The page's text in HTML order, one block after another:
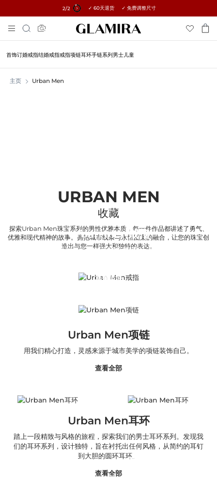
2/2 所有订单15%优惠 →
✓ 60天退货 ✓ 免费调整尺寸
到
内
搜
首饰订婚戒指结婚戒指戒指项链耳环手链系列男士儿童
主页 Urban Men
URBAN MEN
收藏
探索Urban Men珠宝系列的男性优雅本质，每一件作品都讲述了勇气、
优雅和现代精神的故事。拥抱城市线条与永恒图案的融合，让您的珠宝创
造出与您一样强大和独特的表达。
Urban Men戒指
向您介绍我们的Urban Men珠宝系列戒指，大胆的美学与现代
查看全部
Urban Men项链
用我们精心打造，灵感来源于城市美学的项链装饰自己。
查看全部
Urban Men耳环
踏上一段精致与风格的旅程，探索我们的男士耳环系列。发现我
们的耳环系列，设计独特，旨在衬托出任何风格，从简约的耳钉
到大胆的圆环耳环。
查看全部
Urban Men手链
用我们的手链系列来完善你的造型，从时尚的链条到光滑的皮质